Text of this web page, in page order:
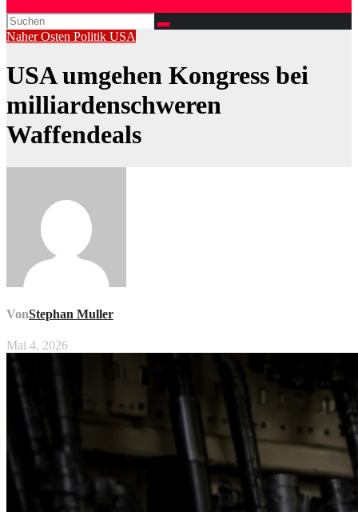
Naher Osten Politik USA
USA umgehen Kongress bei
milliardenschweren
Waffendeals
VonStephan Muller
Mai 4, 2026